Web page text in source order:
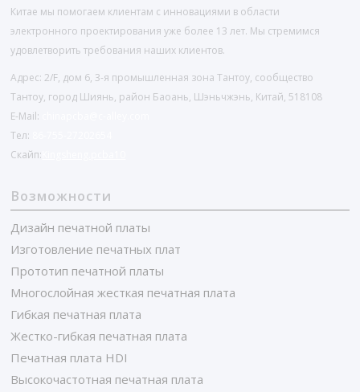
Китае мы помогаем клиентам с инновациями в области
электронного проектирования уже более 13 лет. Мы стремимся
удовлетворить требования наших клиентов.
Адрес: 2/F, дом 6, 3-я промышленная зона Тантоу, сообщество
Тантоу, город Шиянь, район Баоань, Шэньчжэнь, Китай, 518108
E-Mail:
Тел:
Скайп:
Возможности
Дизайн печатной платы
Изготовление печатных плат
Прототип печатной платы
Многослойная жесткая печатная плата
Гибкая печатная плата
Жестко-гибкая печатная плата
Печатная плата HDI
Высокочастотная печатная плата